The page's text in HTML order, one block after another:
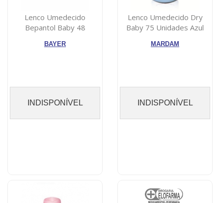
Lenco Umedecido
Bepantol Baby 48
BAYER
INDISPONÍVEL
Lenco Umedecido Dry
Baby 75 Unidades Azul
MARDAM
INDISPONÍVEL